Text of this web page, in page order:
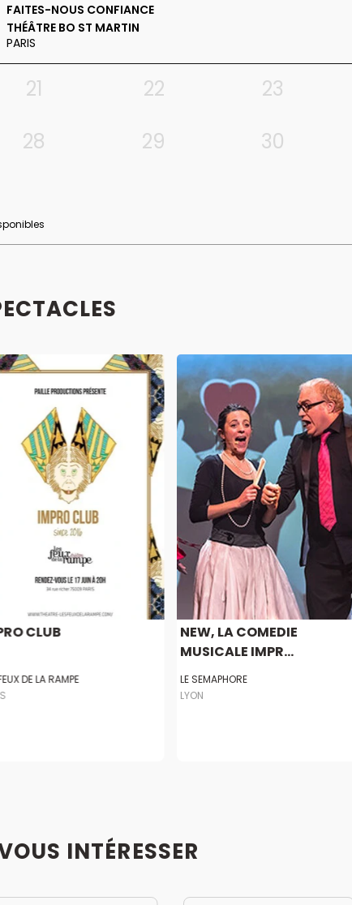
FAITES-NOUS CONFIANCE
THÉÂTRE BO ST MARTIN
PARIS
21 22
23
28 29 30
CLUB
DE LA RAMPE
NEW, LA COMEDIE
MUSICALE IMPR...
LE SEMAPHORE
LYON
INTÉRESSER